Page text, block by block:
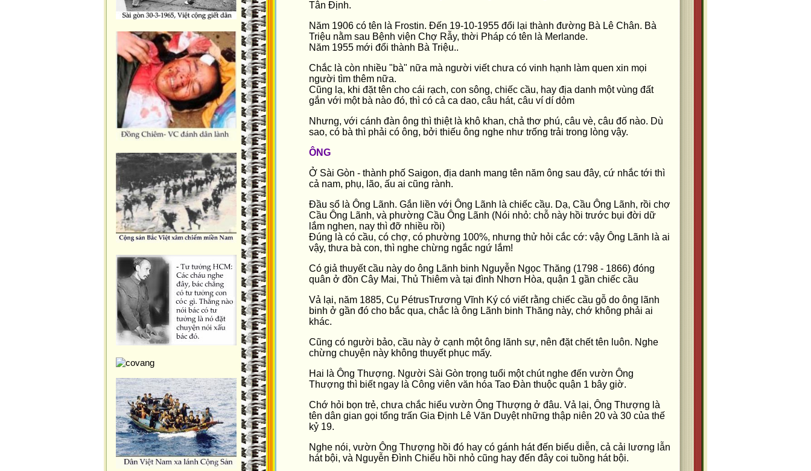
Tân Định.
Năm 1906 có tên là Frostin. Đến 19-10-1955 đổi lại thành đường Bà Lê Chân. Bà
Triệu nằm sau Bệnh viện Chợ Rẫy, thời Pháp có tên là Merlande.
Năm 1955 mới đổi thành Bà Triệu..
Chắc là còn nhiều "bà" nữa mà người viết chưa có vinh hạnh làm quen xin mọi
người tìm thêm nữa.
Cũng lạ, khi đặt tên cho cái rạch, con sông, chiếc cầu, hay địa danh một vùng đất
gắn với một bà nào đó, thì có cả ca dao, câu hát, câu ví dí dỏm
Nhưng, với cánh đàn ông thì thiệt là khô khan, chả thơ phú, câu vè, câu đố nào. Dù
sao, có bà thì phải có ông, bởi thiếu ông nghe như trống trải trong lòng vậy.
ÔNG
Ở Sài Gòn - thành phố Saigon, địa danh mang tên năm ông sau đây, cứ nhắc tới thì
cả nam, phụ, lão, ấu ai cũng rành.
Đầu sổ là Ông Lãnh. Gắn liền với Ông Lãnh là chiếc cầu. Dạ, Cầu Ông Lãnh, rồi chợ
Cầu Ông Lãnh, và phường Cầu Ông Lãnh (Nói nhỏ: chỗ này hồi trước bụi đời dữ
lắm nghen, nay thì đỡ nhiều rồi)
Đúng là có cầu, có chợ, có phường 100%, nhưng thử hỏi cắc cớ: vậy Ông Lãnh là ai
vậy, thưa bà con, thì nghe chừng ngắc ngứ lắm!
Có giả thuyết cầu này do ông Lãnh binh Nguyễn Ngọc Thăng (1798 - 1866) đóng
quân ở đồn Cây Mai, Thủ Thiêm và tại đình Nhơn Hòa, quận 1 gần chiếc cầu
Vả lại, năm 1885, Cụ PétrusTrương Vĩnh Ký có viết rằng chiếc cầu gỗ do ông lãnh
binh ở gần đó cho bắc qua, chắc là ông Lãnh binh Thăng này, chớ không phải ai
khác.
Cũng có người bảo, cầu này ở cạnh một ông lãnh sự, nên đặt chết tên luôn. Nghe
chừng chuyện này không thuyết phục mấy.
Hai là Ông Thượng. Người Sài Gòn trọng tuổi một chút nghe đến vườn Ông
Thượng thì biết ngay là Công viên văn hóa Tao Đàn thuộc quận 1 bây giờ.
Chớ hỏi bọn trẻ, chưa chắc hiểu vườn Ông Thượng ở đâu. Vả lại, Ông Thượng là
tên dân gian gọi tổng trấn Gia Định Lê Văn Duyệt những thập niên 20 và 30 của thế
kỷ 19.
Nghe nói, vườn Ông Thượng hồi đó hay có gánh hát đến biểu diễn, cả cải lương lẫn
hát bội, và Nguyễn Đình Chiểu hồi nhỏ cũng hay đến đây coi tuồng hát bội.